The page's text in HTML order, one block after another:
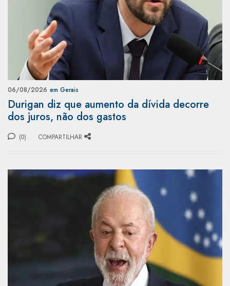
06/08/2026 em Gerais
Durigan diz que aumento da dívida decorre
dos juros, não dos gastos
(0) COMPARTILHAR